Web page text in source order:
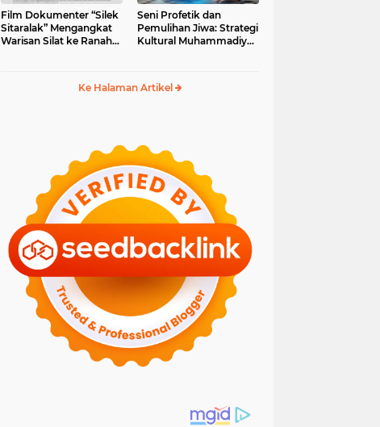
Film Dokumenter “Silek
Sitaralak” Mengangkat
Warisan Silat ke Ranah
Seni Profetik dan
Pemulihan Jiwa: Strategi
Kultural Muhammadiyah
Ke Halaman Artikel